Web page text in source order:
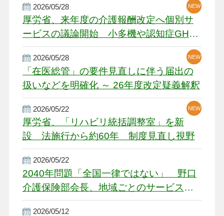
2026/05/28
厚労省、来年度の介護報酬改定へ個別サ
ービスの議論開始 小多機や認知症GH、
厳しい経営環境に危機感
NEW
NEW
NEW
2026/05/28
「在医総管」の要件見直しに伴う届出の
扱いなどを明確化 ～ 26年度改定疑義解釈
NEW
NEW
2026/05/22
厚労省、「リハビリ統括調整室」を新
設 法施行から約60年 制度見直し視野
NEW
2026/05/22
2040年問題「全国一律ではない」 野口
介護保険部会長、地域ごとのサービス基
盤整備を促す
2026/05/12